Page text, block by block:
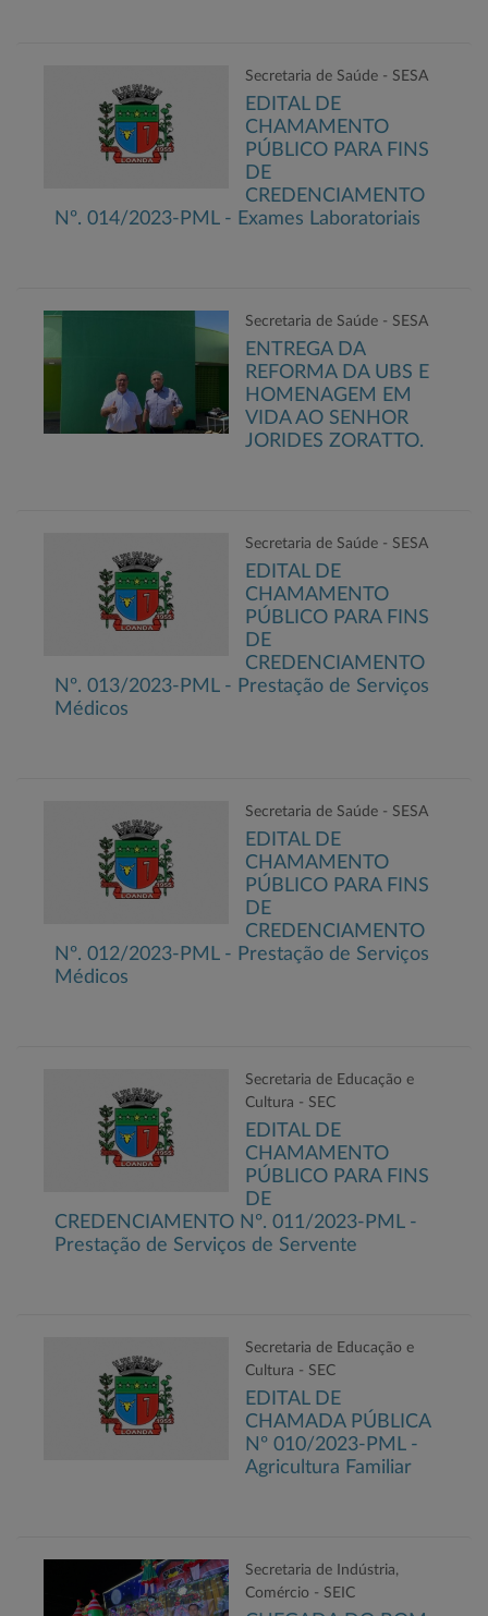
Secretaria de Saúde - SESA
EDITAL DE
CHAMAMENTO
PÚBLICO PARA FINS
DE
CREDENCIAMENTO
Nº. 014/2023-PML - Exames Laboratoriais
Secretaria de Saúde - SESA
ENTREGA DA
REFORMA DA UBS E
HOMENAGEM EM
VIDA AO SENHOR
JORIDES ZORATTO.
Secretaria de Saúde - SESA
EDITAL DE
CHAMAMENTO
PÚBLICO PARA FINS
DE
CREDENCIAMENTO
Nº. 013/2023-PML - Prestação de Serviços
Médicos
Secretaria de Saúde - SESA
EDITAL DE
CHAMAMENTO
PÚBLICO PARA FINS
DE
CREDENCIAMENTO
Nº. 012/2023-PML - Prestação de Serviços
Médicos
Secretaria de Educação e
Cultura - SEC
EDITAL DE
CHAMAMENTO
PÚBLICO PARA FINS
DE
CREDENCIAMENTO Nº. 011/2023-PML -
Prestação de Serviços de Servente
Secretaria de Educação e
Cultura - SEC
EDITAL DE
CHAMADA PÚBLICA
Nº 010/2023-PML -
Agricultura Familiar
Secretaria de Indústria,
Comércio - SEIC